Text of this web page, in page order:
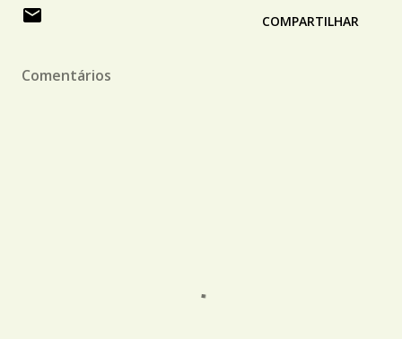
COMPARTILHAR
Comentários